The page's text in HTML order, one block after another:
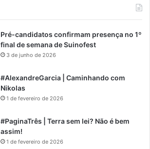
Pré-candidatos confirmam presença no 1º
final de semana de Suinofest
3 de junho de 2026
#AlexandreGarcia | Caminhando com
Nikolas
1 de fevereiro de 2026
#PaginaTrês | Terra sem lei? Não é bem
assim!
1 de fevereiro de 2026